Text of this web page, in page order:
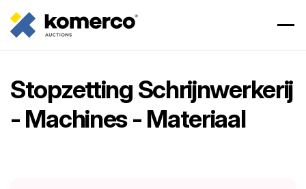
Stopzetting Schrijnwerkerij
- Machines - Materiaal